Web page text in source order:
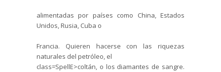
alimentadas por países como China, Estados
Unidos, Rusia, Cuba o
Francia. Quieren hacerse con las riquezas
naturales del petróleo, el
class=SpellE>coltán, o los diamantes de sangre.